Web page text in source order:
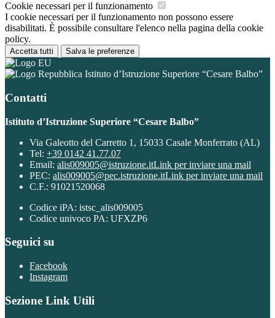
Cookie necessari per il funzionamento
I cookie necessari per il funzionamento non possono essere
disabilitati. È possibile consultare l'elenco nella pagina della cookie
policy.
Accetta tutti Salva le preferenze
Istituto d’Istruzione Superiore “Cesare Balbo”
Contatti
Istituto d’Istruzione Superiore “Cesare Balbo”
Via Galeotto del Carretto 1, 15033 Casale Monferrato (AL)
Tel: +39 0142 41.77.07
Email: alis009005@istruzione.itLink per inviare una mail
PEC: alis009005@pec.istruzione.itLink per inviare una mail
C.F.: 91021520068
Codice iPA: istsc_alis009005
Codice univoco PA: UFXZP6
Seguici su
Facebook
Instagram
Sezione Link Utili